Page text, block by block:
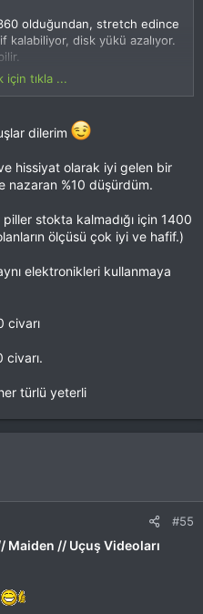
olduğundan, stretch edince
disk yükü azalıyor.
pil sığdırılamıyor, hem
sadece velcrodan girmeyip
olarak giremiyor. Haliyle
ama yine de uçuş tarzını da
süreleri vermeyecektir
model rtf 1260g gelmişti.
2860rpm gibi kullanıyorum
için tıkla ...
dilerim
hissiyat olarak iyi gelen bir
nazaran %10 düşürdüm.
stokta kalmadığı için 1400
ölçüsü çok iyi ve hafif.)
elektronikleri kullanmaya
civarı
türlü yeterli
#55
Maiden // Uçuş Videoları